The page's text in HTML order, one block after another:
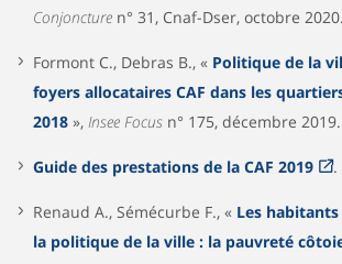
Conjoncture n° 31, Cnaf-Dser, octobre 2020.
Formont C., Debras B., « Politique de la
foyers allocataires CAF dans les
2018 », Insee Focus n° 175, décembre 2019.
Guide des prestations de la CAF 2019 .
Renaud A., Sémécurbe F., « Les
la politique de la ville : la pauvreté